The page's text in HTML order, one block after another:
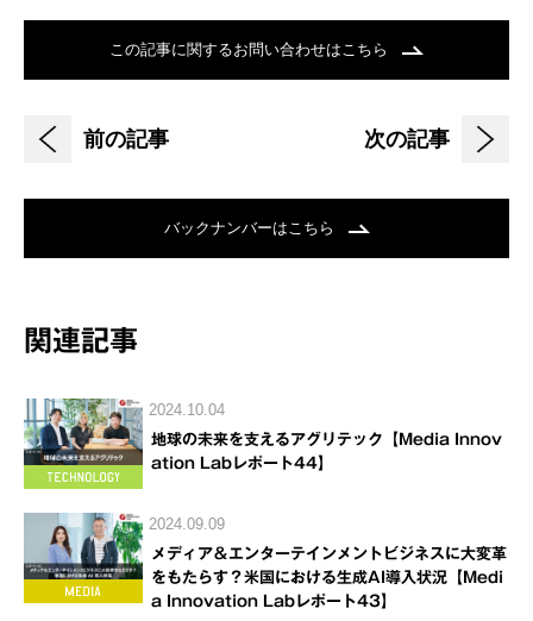
この記事に関するお問い合わせはこちら
前の記事 次の記事
バックナンバーはこちら
関連記事
2024.10.04
地球の未来を支えるアグリテック【Media Innov
ation Labレポート44】
2024.09.09
メディア＆エンターテインメントビジネスに大変革
をもたらす？米国における生成AI導入状況【Medi
a Innovation Labレポート43】